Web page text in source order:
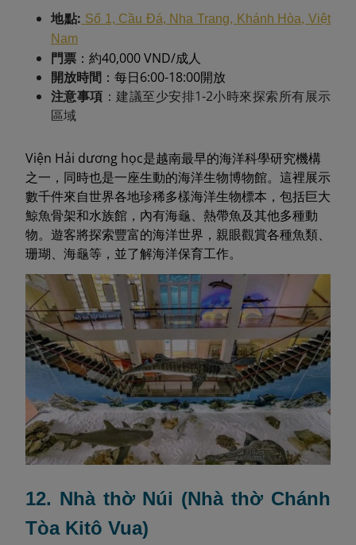
地點: Số 1, Cầu Đá, Nha Trang, Khánh Hòa, Việt
Nam
門票 ：約40,000 VND/成人
開放時間 ：每日6:00-18:00開放
注意事項 ：建議至少安排1-2小時來探索所有展示
區域
Viện Hải dương học是越南最早的海洋科學研究機構
之一，同時也是一座生動的海洋生物博物館。這裡展示
數千件來自世界各地珍稀多樣海洋生物標本，包括巨大
鯨魚骨架和水族館，內有海龜、熱帶魚及其他多種動
物。遊客將探索豐富的海洋世界，親眼觀賞各種魚類、
珊瑚、海龜等，並了解海洋保育工作。
12. Nhà thờ Núi (Nhà thờ Chánh
Tòa Kitô Vua)